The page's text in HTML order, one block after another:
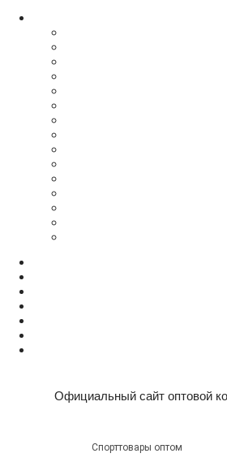
Официальный сайт оптовой
Спорттовары оптом